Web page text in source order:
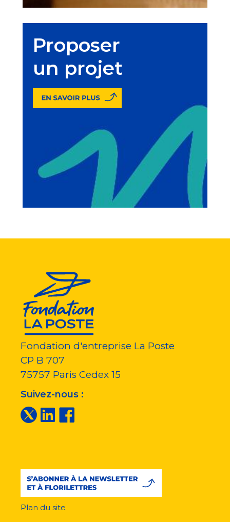
Proposer
un projet
Fondation d'entreprise La Poste
CP B 707
75757 Paris Cedex 15
Suivez-nous :
Plan du site